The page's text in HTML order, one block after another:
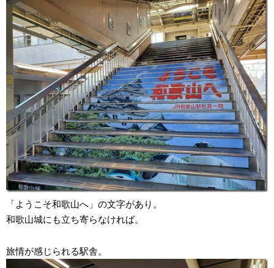
「ようこそ和歌山へ」の文字があり。
和歌山城にも立ち寄らなければ。
旅情が感じられる駅舎。